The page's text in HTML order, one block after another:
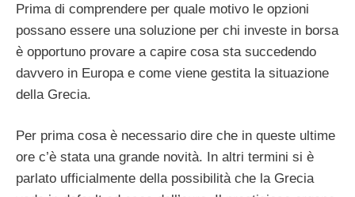
Prima di comprendere per quale motivo le opzioni
possano essere una soluzione per chi investe in borsa
è opportuno provare a capire cosa sta succedendo
davvero in Europa e come viene gestita la situazione
della Grecia.
Per prima cosa è necessario dire che in queste ultime
ore c’è stata una grande novità. In altri termini si è
parlato ufficialmente della possibilità che la Grecia